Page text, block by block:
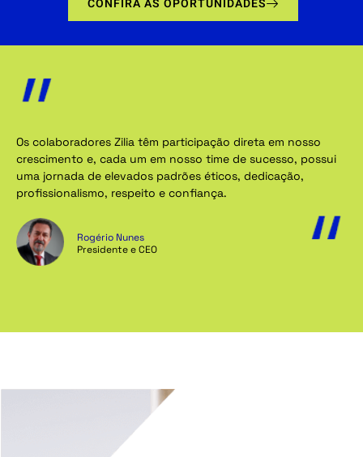
Os colaboradores Zilia têm participação direta em nosso
crescimento e, cada um em nosso time de sucesso, possui
uma jornada de elevados padrões éticos, dedicação,
profissionalismo, respeito e confiança.
Rogério Nunes
Presidente e CEO